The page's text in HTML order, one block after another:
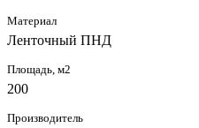
Материал
Ленточный ПНД
Площадь, м2
200
Производитель